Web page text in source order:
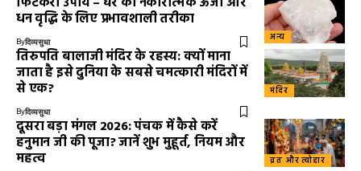
अन्य
धन वृद्धि के लिए प्रभावशाली तरीका
Byदिव्यसुधा
मंदिर
तिरुपति बालाजी मंदिर के रहस्य: क्यों माना
जाता है इसे दुनिया के सबसे चमत्कारी मंदिरों में
से एक?
Byदिव्यसुधा
व्रत और त्योहार
दूसरा बड़ा मंगल 2026: पंचक में कैसे करें
हनुमान जी की पूजा? जानें शुभ मुहूर्त, नियम और
महत्व